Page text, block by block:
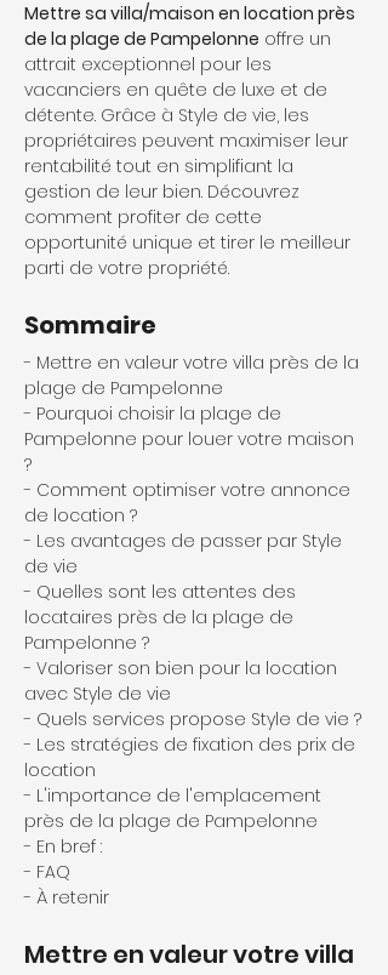
Mettre sa villa/maison en location près
de la plage de Pampelonne offre un
attrait exceptionnel pour les
vacanciers en quête de luxe et de
détente. Grâce à Style de vie, les
propriétaires peuvent maximiser leur
rentabilité tout en simplifiant la
gestion de leur bien. Découvrez
comment profiter de cette
opportunité unique et tirer le meilleur
parti de votre propriété.
Sommaire
- Mettre en valeur votre villa près de la
plage de Pampelonne
- Pourquoi choisir la plage de
Pampelonne pour louer votre maison
?
- Comment optimiser votre annonce
de location ?
- Les avantages de passer par Style
de vie
- Quelles sont les attentes des
locataires près de la plage de
Pampelonne ?
- Valoriser son bien pour la location
avec Style de vie
- Quels services propose Style de vie ?
- Les stratégies de fixation des prix de
location
- L'importance de l'emplacement
près de la plage de Pampelonne
- En bref :
- FAQ
- À retenir
Mettre en valeur votre villa